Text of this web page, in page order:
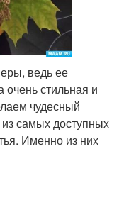
ведь ее
очень стильная и
чудесный
самых доступных
Именно из них